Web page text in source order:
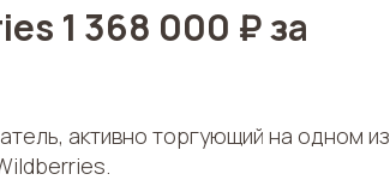
1 368 000 ₽ за
активно торгующий на одном из